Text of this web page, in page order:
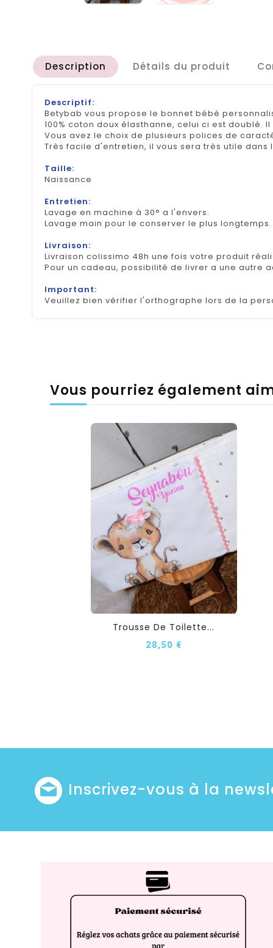
Description Détails du produit
Descriptif:
Betybab vous propose le bonnet bébé
100% coton doux élasthanne, celui ci est
Vous avez le choix de plusieurs polices de
Très facile d'entretien, il vous sera très utile
Taille:
Naissance
Entretien:
Lavage en machine à 30° a l'envers.
Lavage main pour le conserver le plus
Livraison:
Livraison colissimo 48h une fois votre produit
Pour un cadeau, possibilité de livrer a une autre
Important:
Veuillez bien vérifier l'orthographe lors de la
Vous pourriez également
Trousse De Toilette...
28,50 €
Inscrivez-vous à la